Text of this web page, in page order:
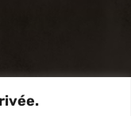
être tenu